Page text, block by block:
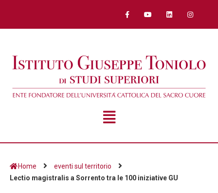
Home
eventi sul territorio
Lectio magistralis a Sorrento tra le 100 iniziative GU